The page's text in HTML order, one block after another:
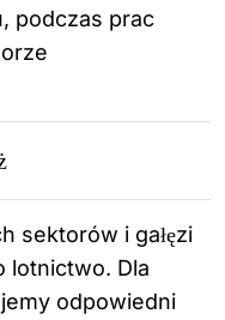
podczas prac
sektorów i gałęzi
lotnictwo. Dla
odpowiedni